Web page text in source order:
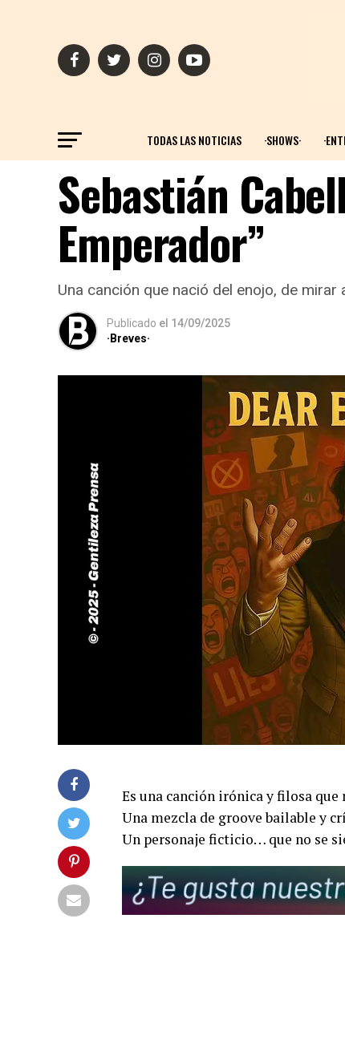
TODAS LAS NOTICIAS ·SHOWS·
Sebastián
Emperador”
Una canción que nació del enojo, de
Publicado el 14/09/2025
·Breves·
Es una canción irónica y filosa
Una mezcla de groove bailable y
Un personaje ficticio… que no se